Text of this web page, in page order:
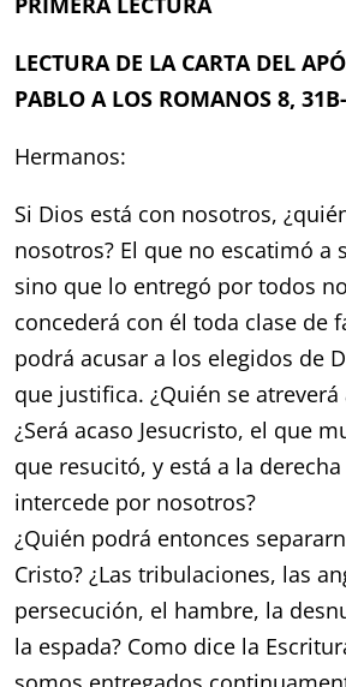
LECTURA DE LA CARTA DEL
PABLO A LOS ROMANOS 8,
Hermanos:
Si Dios está con nosotros,
nosotros? El que no escatimó a
sino que lo entregó por todos
concederá con él toda clase de
podrá acusar a los elegidos de
que justifica. ¿Quién se
¿Será acaso Jesucristo, el que
que resucitó, y está a la
intercede por nosotros?
¿Quién podrá entonces
Cristo? ¿Las tribulaciones, las
persecución, el hambre, la
la espada? Como dice la